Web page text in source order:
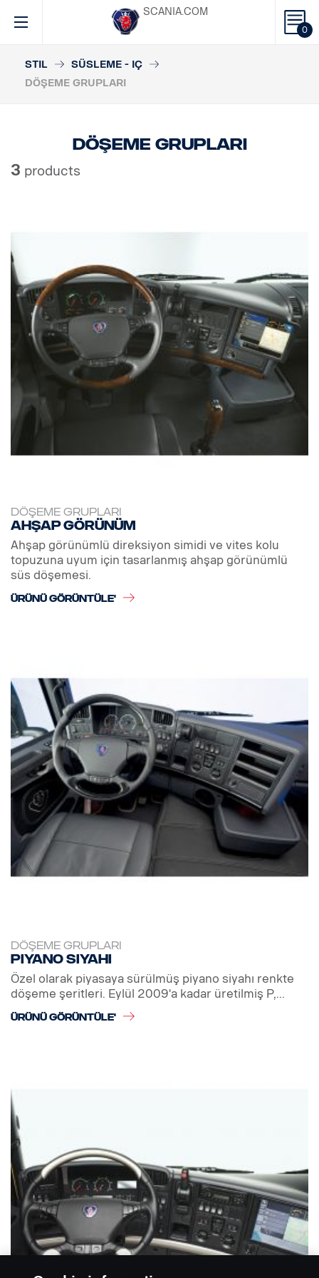
0
SCANIA.COM
STIL
SÜSLEME - IÇ
DÖŞEME GRUPLARI
Döşeme grupları
3 products
DÖŞEME GRUPLARI
Ahşap görünüm
Ahşap görünümlü direksiyon simidi ve vites kolu
topuzuna uyum için tasarlanmış ahşap görünümlü
süs döşemesi.
ÜRÜNÜ GÖRÜNTÜLE'
DÖŞEME GRUPLARI
Piyano siyahı
Özel olarak piyasaya sürülmüş piyano siyahı renkte
döşeme şeritleri. Eylül 2009'a kadar üretilmiş P,...
ÜRÜNÜ GÖRÜNTÜLE'